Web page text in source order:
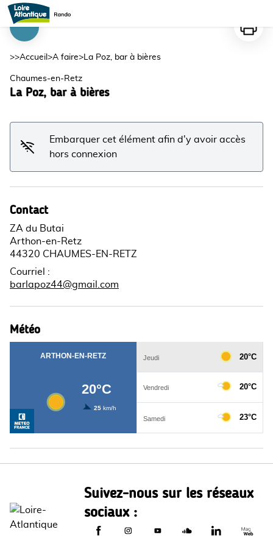
La Poz, bar à bières
Voir l'image en plein écran
>>Accueil >A faire>La Poz, bar à bières
Chaumes-en-Retz
La Poz, bar à bières
Embarquer cet élément afin d'y avoir accès
hors connexion
Contact
ZA du Butai
Arthon-en-Retz
44320 CHAUMES-EN-RETZ
Courriel
:
barlapoz44@gmail.com
Météo
Suivez-nous sur les réseaux
sociaux :